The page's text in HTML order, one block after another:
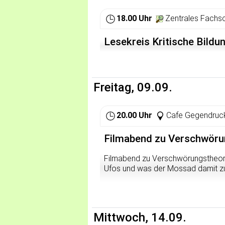
beherbergen zahlreiche Arten,
Umgebung von Fabriken,
Menschen überlebt, andere
voneinander zu trennen sind.
18.00 Uhr Zentrales
Lesekreis Kritische
Freitag, 09.09.
20.00 Uhr Cafe
Filmabend zu
Filmabend zu
Ufos und was der Mossad damit
Mittwoch, 14.09.